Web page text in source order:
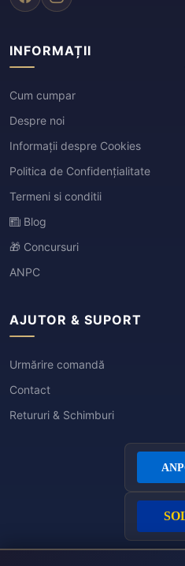
INFORMAȚII
Cum cumpar
Despre noi
Informații despre Cookies
Politica de Confidențialitate
Termeni si conditii
Blog
🎁 Concursuri
ANPC
AJUTOR & SUPORT
Urmărire comandă
Contact
Retururi & Schimburi